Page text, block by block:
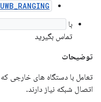
UWB_RANGING
با
تماس بگیرید
توضیحات
اتصال شبکه نیاز دارند.